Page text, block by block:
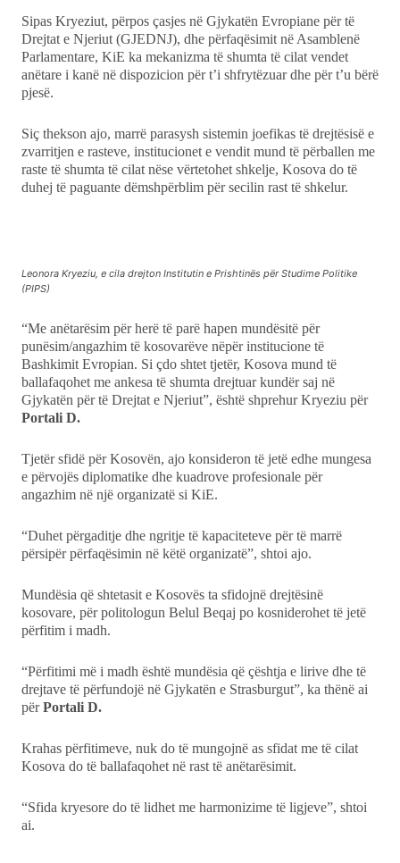
Sipas Kryeziut, përpos çasjes në Gjykatën Evropiane për të
Drejtat e Njeriut (GJEDNJ), dhe përfaqësimit në Asamblenë
Parlamentare, KiE ka mekanizma të shumta të cilat vendet
anëtare i kanë në dispozicion për t’i shfrytëzuar dhe për t’u bërë
pjesë.
Siç thekson ajo, marrë parasysh sistemin joefikas të drejtësisë e
zvarritjen e rasteve, institucionet e vendit mund të përballen me
raste të shumta të cilat nëse vërtetohet shkelje, Kosova do të
duhej të paguante dëmshpërblim për secilin rast të shkelur.
Leonora Kryeziu, e cila drejton Institutin e Prishtinës për Studime Politike
(PIPS)
“Me anëtarësim për herë të parë hapen mundësitë për
punësim/angazhim të kosovarëve nëpër institucione të
Bashkimit Evropian. Si çdo shtet tjetër, Kosova mund të
ballafaqohet me ankesa të shumta drejtuar kundër saj në
Gjykatën për të Drejtat e Njeriut”, është shprehur Kryeziu për
Portali D.
Tjetër sfidë për Kosovën, ajo konsideron të jetë edhe mungesa
e përvojës diplomatike dhe kuadrove profesionale për
angazhim në një organizatë si KiE.
“Duhet përgaditje dhe ngritje të kapaciteteve për të marrë
përsipër përfaqësimin në këtë organizatë”, shtoi ajo.
Mundësia që shtetasit e Kosovës ta sfidojnë drejtësinë
kosovare, për politologun Belul Beqaj po kosniderohet të jetë
përfitim i madh.
“Përfitimi më i madh është mundësia që çështja e lirive dhe të
drejtave të përfundojë në Gjykatën e Strasburgut”, ka thënë ai
përPortali D.
Krahas përfitimeve, nuk do të mungojnë as sfidat me të cilat
Kosova do të ballafaqohet në rast të anëtarësimit.
“Sfida kryesore do të lidhet me harmonizime të ligjeve”, shtoi
ai.